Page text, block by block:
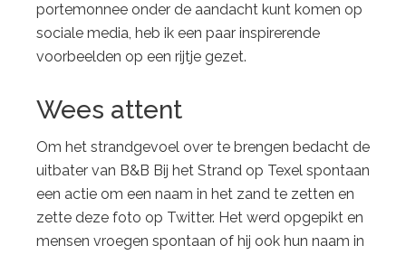
portemonnee onder de aandacht kunt komen op
sociale media, heb ik een paar inspirerende
voorbeelden op een rijtje gezet.
Wees attent
Om het strandgevoel over te brengen bedacht de
uitbater van B&B Bij het Strand op Texel spontaan
een actie om een naam in het zand te zetten en
zette deze foto op Twitter. Het werd opgepikt en
mensen vroegen spontaan of hij ook hun naam in